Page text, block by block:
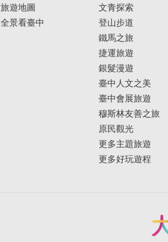
旅遊地圖
全景看臺中
文青探索
登山步道
鐵馬之旅
捷運旅遊
銀髮漫遊
臺中人文之美
臺中會展旅遊
穆斯林友善之旅
原民觀光
更多主題旅遊
更多好玩遊程